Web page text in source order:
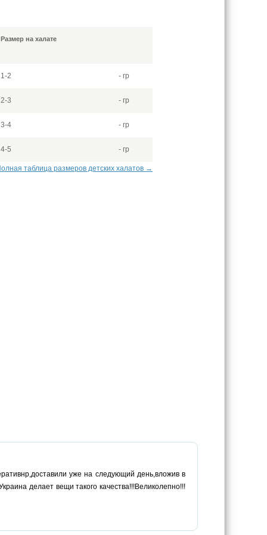
Размер на халате
1-2 - гр
2-3 - гр
3-4 - гр
4-5 - гр
таблица размеров детских халатов →
уже на следующий день,вложив в
делает вещи такого качества!!!Великолепно!!!